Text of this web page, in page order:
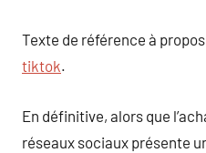
Texte de référence à
tiktok.
En définitive, alors que
réseaux sociaux présente